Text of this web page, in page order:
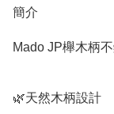
簡介
Mado JP櫸木柄
🌿天然木柄設計